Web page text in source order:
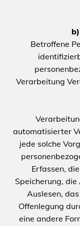
Betroffene
Verarbeitung
automatisierter
jede solche
Erfassen,
Speicherung,
Auslesen,
Offenlegung
eine andere